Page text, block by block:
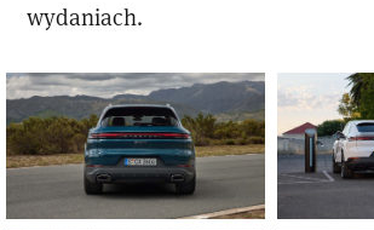
wydaniach.